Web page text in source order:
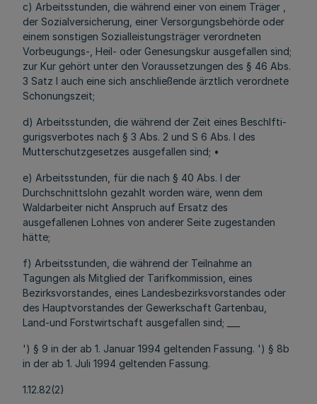
c) Arbeitsstunden, die während einer von einem Träger ,
der Sozialversicherung, einer Versorgungsbehörde oder
einem sonstigen Sozialleistungsträger verordneten
Vorbeugungs-, Heil- oder Genesungskur ausgefallen sind;
zur Kur gehört unter den Voraussetzungen des § 46 Abs.
3 Satz l auch eine sich anschließende ärztlich verordnete
Schonungszeit;
d) Arbeitsstunden, die während der Zeit eines Beschlfti-
gurigsverbotes nach § 3 Abs. 2 und S 6 Abs. l des
Mutterschutzgesetzes ausgefallen sind; •
e) Arbeitsstunden, für die nach § 40 Abs. l der
Durchschnittslohn gezahlt worden wäre, wenn dem
Waldarbeiter nicht Anspruch auf Ersatz des
ausgefallenen Lohnes von anderer Seite zugestanden
hätte;
f) Arbeitsstunden, die während der Teilnahme an
Tagungen als Mitglied der Tarifkommission, eines
Bezirksvorstandes, eines Landesbezirksvorstandes oder
des Hauptvorstandes der Gewerkschaft Gartenbau,
Land-und Forstwirtschaft ausgefallen sind; ___
') § 9 in der ab 1. Januar 1994 geltenden Fassung. ') § 8b
in der ab 1. Juli 1994 geltenden Fassung.
1.12.82(2)